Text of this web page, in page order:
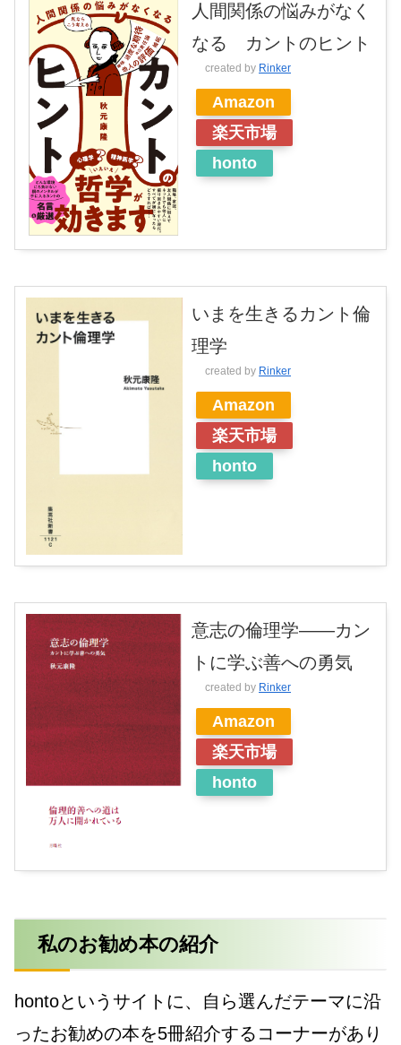
人間関係の悩みがなく
なる カントのヒント
created by Rinker
Amazon
楽天市場
honto
いまを生きるカント倫
理学
created by Rinker
Amazon
楽天市場
honto
意志の倫理学――カン
トに学ぶ善への勇気
created by Rinker
Amazon
楽天市場
honto
私のお勧め本の紹介
hontoというサイトに、自ら選んだテーマに沿
ったお勧めの本を5冊紹介するコーナーがあり